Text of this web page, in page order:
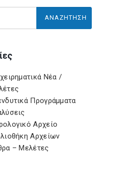
Νέα /
Προγράμματα
Αρχείο
Αρχείων
– Μελέτες